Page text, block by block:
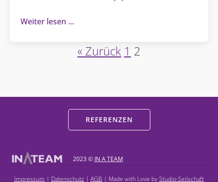
Weiter lesen
« Zurück 1 2
REFERENZEN
2023 © IN A TEAM
Impressum | Datenschutz | AGB | Made with Love byStudio-Seilschaft